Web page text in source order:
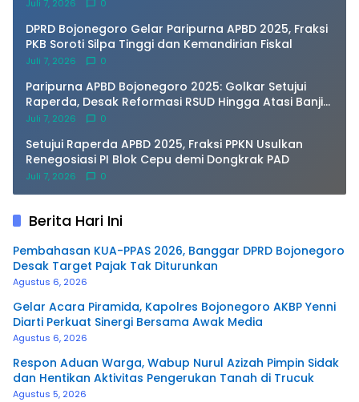
Juli 7, 2026 0
DPRD Bojonegoro Gelar Paripurna APBD 2025, Fraksi
PKB Soroti Silpa Tinggi dan Kemandirian Fiskal
Juli 7, 2026 0
Paripurna APBD Bojonegoro 2025: Golkar Setujui
Raperda, Desak Reformasi RSUD Hingga Atasi Banjir
Kota
Juli 7, 2026 0
Setujui Raperda APBD 2025, Fraksi PPKN Usulkan
Renegosiasi PI Blok Cepu demi Dongkrak PAD
Juli 7, 2026 0
Berita Hari Ini
Pembahasan KUA-PPAS 2026, Banggar DPRD Bojonegoro
Desak Target Pajak Tak Diturunkan
Agustus 6, 2026
Gelar Acara Piramida, Kapolres Bojonegoro AKBP Yenni
Diarti Perkuat Sinergi Bersama Awak Media
Agustus 6, 2026
Respon Aduan Warga, Wabup Nurul Azizah Pimpin Sidak
dan Hentikan Aktivitas Pengerukan Tanah di Trucuk
Agustus 5, 2026